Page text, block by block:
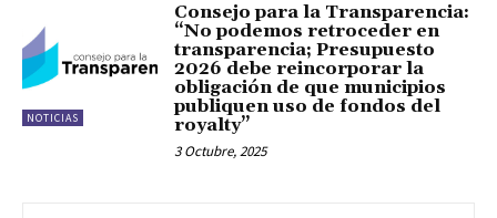
NOTICIAS
Consejo para la Transparencia:
“No podemos retroceder en
transparencia; Presupuesto
2026 debe reincorporar la
obligación de que municipios
publiquen uso de fondos del
royalty”
3 Octubre, 2025